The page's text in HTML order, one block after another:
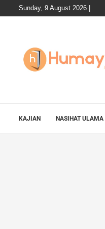
Sunday, 9 August 2026 |
KAJIAN NASIHAT ULAMA